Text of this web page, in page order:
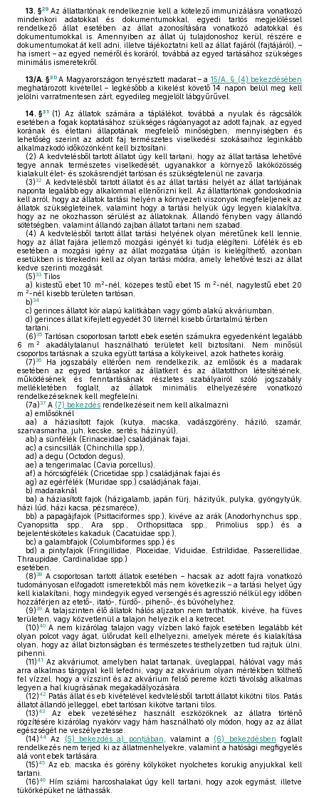
13. §29 Az állattartónak rendelkeznie kell a kötelező immunizálásra vonatkozó
mindenkori adatokkal és dokumentumokkal, egyedi tartós megjelöléssel
rendelkező állat esetében az állat azonosítására vonatkozó adatokkal és
dokumentumokkal is. Amennyiben az állat új tulajdonoshoz kerül, részére e
dokumentumokat át kell adni, illetve tájékoztatni kell az állat fajáról (fajtájáról), –
ha ismert – az egyed neméről és koráról, továbbá az egyed tartásához szükséges
minimális ismeretekről.
13/A. §30 A Magyarországon tenyésztett madarat – a 15/A. § (4) bekezdésében
meghatározott kivétellel – legkésőbb a kikelést követő 14 napon belül meg kell
jelölni varratmentesen zárt, egyedileg megjelölt lábgyűrűvel.
14. §31 (1) Az állatok számára a táplálékot, továbbá a nyulak és rágcsálók
esetében a fogak koptatásához szükséges rágóanyagot az adott fajnak, az egyed
korának és élettani állapotának megfelelő minőségben, mennyiségben és
lehetőség szerint az adott faj természetes viselkedési szokásaihoz leginkább
alkalmazkodó időközönként kell biztosítani.
(2) A kedvtelésből tartott állatot úgy kell tartani, hogy az állat tartása lehetővé
tegye annak természetes viselkedését, ugyanakkor a környező lakóközösség
kialakult élet- és szokásrendjét tartósan és szükségtelenül ne zavarja.
(3)32
A kedvtelésből tartott állatot és az állat tartási helyét az állat tartójának
naponta legalább egy alkalommal ellenőrizni kell. Az állattartónak gondoskodnia
kell arról, hogy az állatok tartási helyén a környezeti viszonyok megfeleljenek az
állatok szükségleteinek, valamint hogy a tartási helyük úgy legyen kialakítva,
hogy az ne okozhasson sérülést az állatoknak. Állandó fényben vagy állandó
sötétségben, valamint állandó zajban állatot tartani nem szabad.
(4) A kedvtelésből tartott állat tartási helyének olyan méretűnek kell lennie,
hogy az állat fajára jellemző mozgási igényét ki tudja elégíteni. Lófélék és eb
esetében a mozgási igény az állat mozgatása útján is kielégíthető, azonban
esetükben is törekedni kell az olyan tartási módra, amely lehetővé teszi az állat
kedve szerinti mozgását.
(5)33 Tilos
a) kistestű ebet 10 m2-nél, közepes testű ebet 15 m 2-nél, nagytestű ebet 20
m 2-nél kisebb területen tartósan,
b)34
c) gerinces állatot kör alapú kalitkában vagy gömb alakú akváriumban,
d) gerinces állat kifejlett egyedét 30 liternél kisebb űrtartalmú térben
tartani.
(6)35 Tartósan csoportosan tartott ebek esetén számukra egyedenként legalább
6 m 2
akadálytalanul használható területet kell biztosítani. Nem minősül
csoportos tartásnak a szuka együtt tartása a kölykeivel, azok hathetes koráig.
(7)36
Ha jogszabály eltérően nem rendelkezik, az emlősök és a madarak
esetében az egyed tartásakor az állatkert és az állatotthon létesítésének,
működésének és fenntartásának részletes szabályairól szóló jogszabály
mellékletében foglalt, az állatok minimális elhelyezésére vonatkozó
rendelkezéseknek kell megfelelni.
(7a)37 A (7) bekezdés rendelkezéseit nem kell alkalmazni
a) emlősöknél
aa) a háziasított fajok (kutya, macska, vadászgörény, háziló, szamár,
szarvasmarha, juh, kecske, sertés, házinyúl),
ab) a sünfélék (Erinaceidae) családjának fajai,
ac) a csincsillák (Chinchilla spp.),
ad) a degu (Octodon degus),
ae) a tengerimalac (Cavia porcellus),
af) a hörcsögfélék (Cricetidae spp.) családjának fajai és
ag) az egérfélék (Muridae spp.) családjának fajai,
b) madaraknál
ba) a háziasított fajok (házigalamb, japán fürj, házityúk, pulyka, gyöngytyúk,
házi lúd, házi kacsa, pézsmaréce),
bb) a papagájfajok (Psittaciformes spp.), kivéve az arák (Anodorhynchus spp.,
Cyanopsitta spp., Ara spp., Orthopsittaca spp., Primolius spp.) és a
bejelentésköteles kakaduk (Cacatuidae spp.),
bc) a galambfajok (Columbiformes spp.) és
bd) a pintyfajok (Fringillidae, Ploceidae, Viduidae, Estrildidae, Passerellidae,
Thraupidae, Cardinalidae spp.)
esetében.
(8)38 A csoportosan tartott állatok esetében – hacsak az adott fajra vonatkozó
tudományosan elfogadott ismeretekből más nem következik – a tartási helyet úgy
kell kialakítani, hogy mindegyik egyed versengés és agresszió nélkül egy időben
hozzáférjen az etető-, itató-, fürdő-, pihenő-, és búvóhelyhez.
(9)39 A talajszinten élő állatok hálós aljzaton nem tarthatók, kivéve, ha füves
területen, vagy közvetlenül a talajon helyezik el a ketrecet.
(10)40 A nem kizárólag talajon vagy vízben lakó fajok esetében legalább két
olyan polcot vagy ágat, ülőrudat kell elhelyezni, amelyek mérete és kialakítása
olyan, hogy az állat biztonságban és természetes testhelyzetben tud rajtuk ülni,
pihenni.
(11)41 Az akváriumot, amelyben halat tartanak, üveglappal, hálóval vagy más
arra alkalmas tárggyal kell lefedni, vagy az akvárium olyan mértékben tölthető
fel vízzel, hogy a vízszint és az akvárium felső pereme közti távolság alkalmas
legyen a hal kiugrásának megakadályozására.
(12)42 Patás állat és eb kivételével kedvtelésből tartott állatot kikötni tilos. Patás
állatot állandó jelleggel, ebet tartósan kikötve tartani tilos.
(13)43
Az ebek vezetéséhez használt eszközöknek az állatra történő
rögzítésére kizárólag nyakörv vagy hám használható oly módon, hogy az az állat
egészségét ne veszélyeztesse.
(14)44 Az (5) bekezdés a) pontjában , valamint a (6) bekezdésben foglalt
rendelkezés nem terjed ki az állatmenhelyekre, valamint a hatósági megfigyelés
alá vont ebek tartására.
(15)45 Az eb, macska és görény kölyköket nyolchetes korukig anyjukkal kell
tartani.
(16)46
Hím sziámi harcoshalakat úgy kell tartani, hogy azok egymást, illetve
tükörképüket ne láthassák.